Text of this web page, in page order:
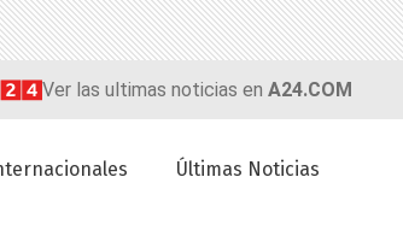
Ver las ultimas noticias en A24.COM
Últimas Noticias